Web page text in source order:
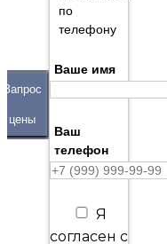
Запрос
цены
по
телефону
Ваше имя
Ваш
телефон
Я
согласен с